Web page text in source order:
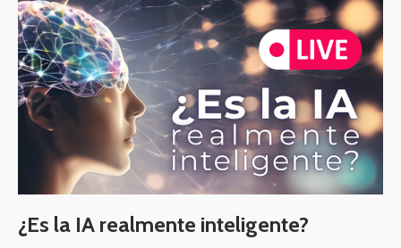
¿Es la IA realmente inteligente?